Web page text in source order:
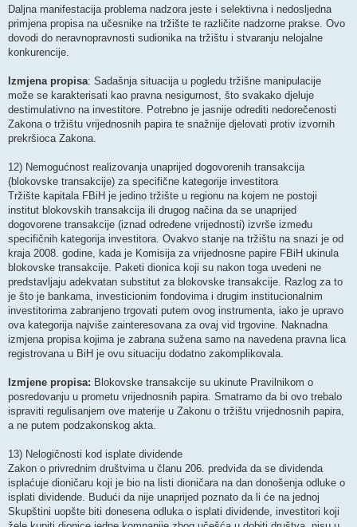
Daljna manifestacija problema nadzora jeste i selektivna i nedosljedna
primjena propisa na učesnike na tržište te različite nadzorne prakse. Ovo
dovodi do neravnopravnosti sudionika na tržištu i stvaranju nelojalne
konkurencije.
Izmjena propisa: Sadašnja situacija u pogledu tržišne manipulacije
može se karakterisati kao pravna nesigurnost, što svakako djeluje
destimulativno na investitore. Potrebno je jasnije odrediti nedorečenosti
Zakona o tržištu vrijednosnih papira te snažnije djelovati protiv izvornih
prekršioca Zakona.
12) Nemogućnost realizovanja unaprijed dogovorenih transakcija
(blokovske transakcije) za specifične kategorije investitora
Tržište kapitala FBiH je jedino tržište u regionu na kojem ne postoji
institut blokovskih transakcija ili drugog načina da se unaprijed
dogovorene transakcije (iznad određene vrijednosti) izvrše između
specifičnih kategorija investitora. Ovakvo stanje na tržištu na snazi je od
kraja 2008. godine, kada je Komisija za vrijednosne papire FBiH ukinula
blokovske transakcije. Paketi dionica koji su nakon toga uvedeni ne
predstavljaju adekvatan substitut za blokovske transakcije. Razlog za to
je što je bankama, investicionim fondovima i drugim institucionalnim
investitorima zabranjeno trgovati putem ovog instrumenta, iako je upravo
ova kategorija najviše zainteresovana za ovaj vid trgovine. Naknadna
izmjena propisa kojima je zabrana sužena samo na navedena pravna lica
registrovana u BiH je ovu situaciju dodatno zakomplikovala.
Izmjene propisa: Blokovske transakcije su ukinute Pravilnikom o
posredovanju u prometu vrijednosnih papira. Smatramo da bi ovo trebalo
ispraviti regulisanjem ove materije u Zakonu o tržištu vrijednosnih papira,
a ne putem podzakonskog akta.
13) Nelogičnosti kod isplate dividende
Zakon o privrednim društvima u članu 206. predviđa da se dividenda
isplaćuje dioničaru koji je bio na listi dioničara na dan donošenja odluke o
isplati dividende. Budući da nije unaprijed poznato da li će na jednoj
Skupštini uopšte biti donesena odluka o isplati dividende, investitori koji